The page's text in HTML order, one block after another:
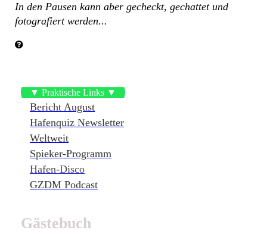
In den Pausen kann aber gecheckt, gechattet und
fotografiert werden...
▼ Praktische Links ▼
Bericht August
Hafenquiz Newsletter
Weltweit
Spieker-Programm
Hafen-Disco
GZDM Podcast
Gästebuch